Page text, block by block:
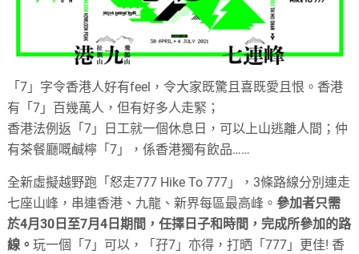
「7」字令香港人好有feel，令大家既驚且喜既愛且恨。香港
有「7」百幾萬人，但有好多人走緊；
香港法例返「7」日工就一個休息日，可以上山逃離人間；仲
有茶餐廳嘅鹹檸「7」，係香港獨有飲品……
全新虛擬越野跑「怒走777 Hike To 777」，3條路線分別連走
七座山峰，串連香港、九龍、新界每區最高峰。參加者只需
於4月30日至7月4日期間，任擇日子和時間，完成所參加的路
線。玩一個「7」可以，「孖7」亦得，打晒「777」更佳! 香